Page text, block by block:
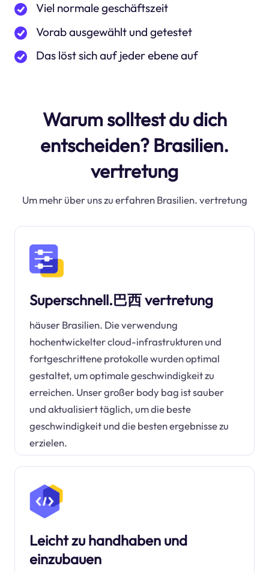
Viel normale geschäftszeit
Vorab ausgewählt und getestet
Das löst sich auf jeder ebene auf
Warum solltest du dich
entscheiden? Brasilien.
vertretung
Um mehr über uns zu erfahren Brasilien. vertretung
Superschnell.巴西 vertretung
häuser Brasilien. Die verwendung
hochentwickelter cloud-infrastrukturen und
fortgeschrittene protokolle wurden optimal
gestaltet, um optimale geschwindigkeit zu
erreichen. Unser großer body bag ist sauber
und aktualisiert täglich, um die beste
geschwindigkeit und die besten ergebnisse zu
erzielen.
Leicht zu handhaben und
einzubauen